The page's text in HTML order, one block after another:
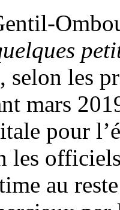
selon les
mars
pour
les
au